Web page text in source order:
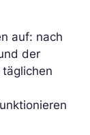
auf: nach
der